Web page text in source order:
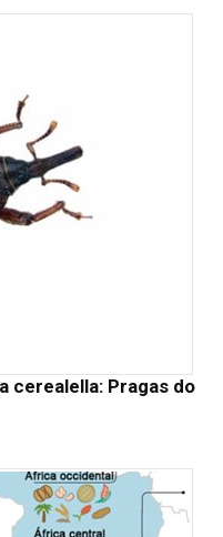
cerealella: Pragas do